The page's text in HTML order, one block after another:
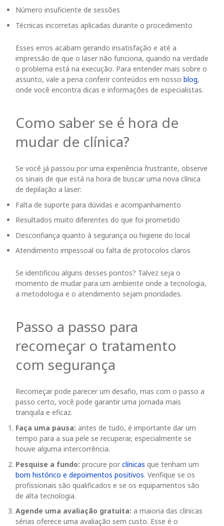
Número insuficiente de sessões
Técnicas incorretas aplicadas durante o procedimento
Esses erros acabam gerando insatisfação e até a
impressão de que o laser não funciona, quando na verdade
o problema está na execução. Para entender mais sobre o
assunto, vale a pena conferir conteúdos em nosso blog,
onde você encontra dicas e informações de especialistas.
Como saber se é hora de
mudar de clínica?
Se você já passou por uma experiência frustrante, observe
os sinais de que está na hora de buscar uma nova clínica
de depilação a laser:
Falta de suporte para dúvidas e acompanhamento
Resultados muito diferentes do que foi prometido
Desconfiança quanto à segurança ou higiene do local
Atendimento impessoal ou falta de protocolos claros
Se identificou alguns desses pontos? Talvez seja o
momento de mudar para um ambiente onde a tecnologia,
a metodologia e o atendimento sejam prioridades.
Passo a passo para
recomeçar o tratamento
com segurança
Recomeçar pode parecer um desafio, mas com o passo a
passo certo, você pode garantir uma jornada mais
tranquila e eficaz.
Faça uma pausa: antes de tudo, é importante dar um
tempo para a sua pele se recuperar, especialmente se
houve alguma intercorrência.
Pesquise a fundo: procure por clínicas que tenham um
bom histórico e depoimentos positivos. Verifique se os
profissionais são qualificados e se os equipamentos são
de alta tecnologia.
Agende uma avaliação gratuita: a maioria das clínicas
sérias oferece uma avaliação sem custo. Esse é o